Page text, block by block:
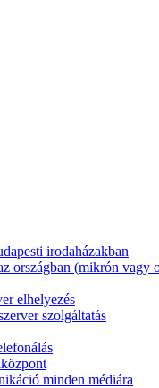
irodaházakban
országban (mikrón vagy
elhelyezés
szolgáltatás
minden médiára